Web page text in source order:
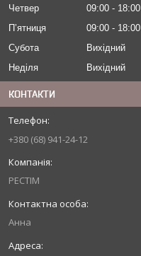
Четвер
09:00
18:00
Пʼятниця
09:00
18:00
Субота
Вихідний
Неділя
Вихідний
КОНТАКТИ
+380 (68) 941-24-12
РЕСТІМ
Анна